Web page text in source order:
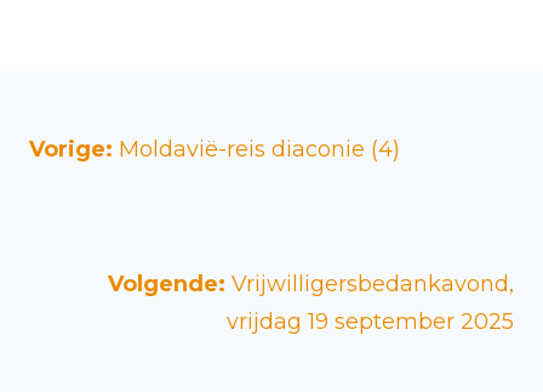
Vorige: Moldavië-reis diaconie (4)
Volgende: Vrijwilligersbedankavond,
vrijdag 19 september 2025